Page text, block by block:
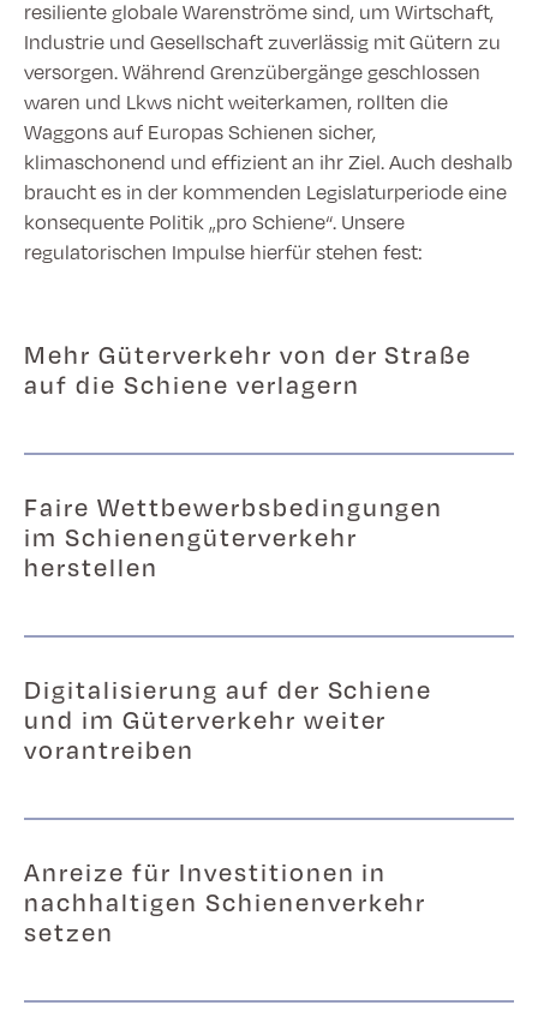
resiliente globale Warenströme sind, um Wirtschaft,
Industrie und Gesellschaft zuverlässig mit Gütern zu
versorgen. Während Grenzübergänge geschlossen
waren und Lkws nicht weiterkamen, rollten die
Waggons auf Europas Schienen sicher,
klimaschonend und effizient an ihr Ziel. Auch deshalb
braucht es in der kommenden Legislaturperiode eine
konsequente Politik „pro Schiene“. Unsere
regulatorischen Impulse hierfür stehen fest:
Mehr Güterverkehr von der Straße
auf die Schiene verlagern
Faire Wettbewerbsbedingungen
im Schienengüterverkehr
herstellen
Digitalisierung auf der Schiene
und im Güterverkehr weiter
vorantreiben
Anreize für Investitionen in
nachhaltigen Schienenverkehr
setzen